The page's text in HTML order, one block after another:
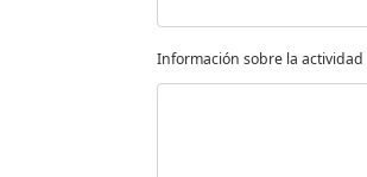
Información sobre la actividad